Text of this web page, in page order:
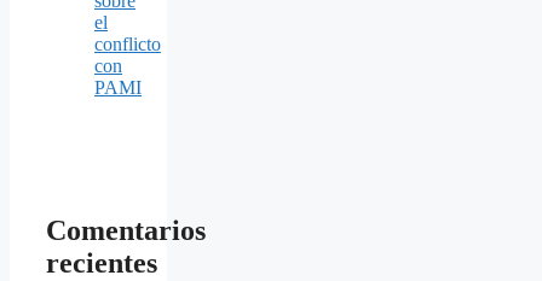
el
conflicto
con
PAMI
Comentarios
recientes